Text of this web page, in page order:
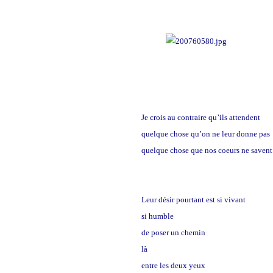
Je crois au contraire qu’ils attendent
quelque chose qu’on ne leur donne pas
quelque chose que nos coeurs ne
Leur désir pourtant est si vivant
si humble
de poser un chemin
là
entre les deux yeux